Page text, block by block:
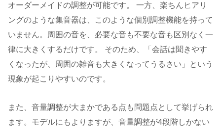
オーダーメイドの調整が可能です。 一方、楽ちんヒアリ
ングのような集音器は、このような個別調整機能を持って
いません。周囲の音を、必要な音も不要な音も区別なく一
律に大きくするだけです。 そのため、「会話は聞きやす
くなったが、周囲の雑音も大きくなってうるさい」という
現象が起こりやすいのです。
また、音量調整が大まかである点も問題点として挙げられ
ます。モデルにもよりますが、音量調整が4段階しかない